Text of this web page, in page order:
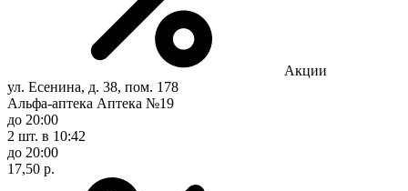
Акции
ул. Есенина, д. 38, пом. 178
Альфа-аптека Аптека №19
до 20:00
2 шт. в 10:42
до 20:00
17,50 р.